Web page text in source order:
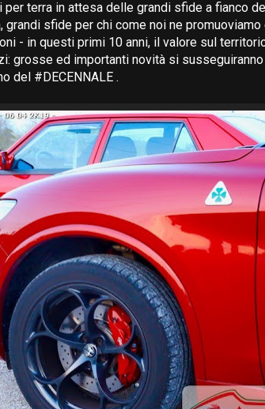
terra in attesa delle grandi sfide a fianco
sfide per chi come noi ne promuoviamo
- in questi primi 10 anni, il valore sul
grosse ed importanti novità si
del #DECENNALE .